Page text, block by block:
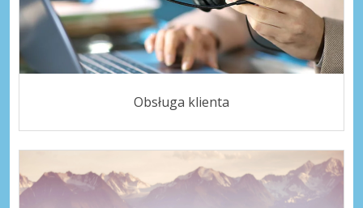
Obsługa klienta